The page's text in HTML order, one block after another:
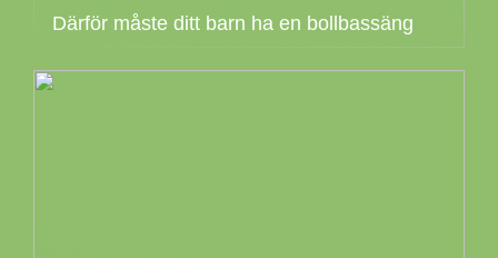
Därför måste ditt barn ha en bollbassäng